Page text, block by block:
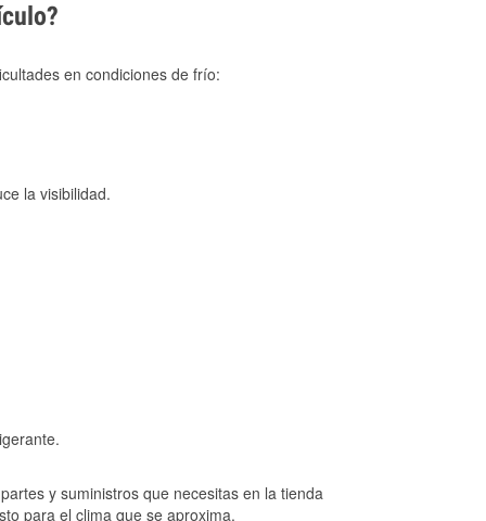
en condiciones de frío:
la visibilidad.
y suministros que necesitas en la tienda
para el clima que se aproxima.